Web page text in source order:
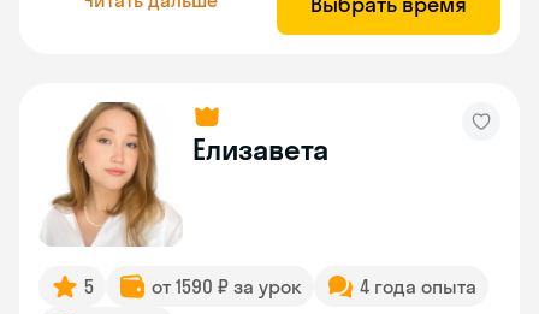
Елизавета
5 от 1590 ₽ за урок
4 года опыта